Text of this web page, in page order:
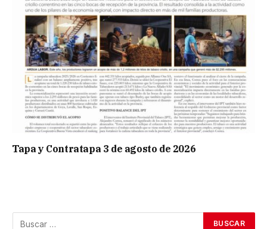
Tapa y Contratapa 3 de agosto de 2026